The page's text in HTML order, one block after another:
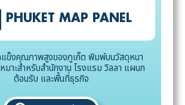
PHUKET MAP PANEL
ข็งคุณภาพสูงของภูเก็ต พิมพ์บนวัสดุหนา
มาะสำหรับสำนักงาน โรงแรม วิลลา แผนก
ต้อนรับ และพื้นที่ธุรกิจ